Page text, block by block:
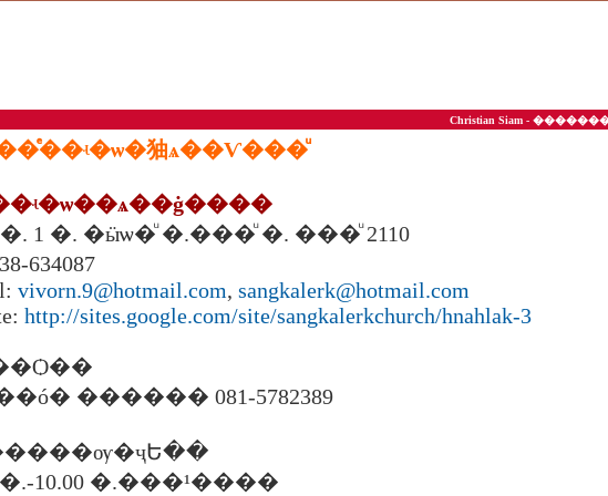
Christian Siam -
㹨ѧ��Ѵ���ͧ
�ѧ��ġ����
�. 1 �. �ӹѡ�ͧ �.���ͧ �. ���ͧ 2110
634087
vivorn.9@hotmail.com, sangkalerk@hotmail.com
http://sites.google.com/site/sangkalerkchurch/hnahlak-3
������ 081-5782389
�.-10.00 �.���¹����